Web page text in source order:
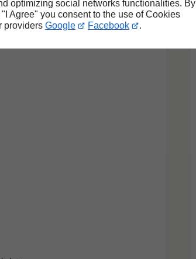
optimizing social networks functionalities. By
Agree" you consent to the use of Cookies
providers Google Facebook .